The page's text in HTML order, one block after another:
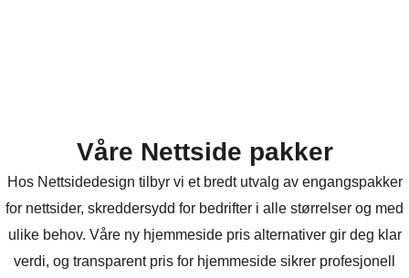
Våre Nettside pakker
Hos Nettsidedesign tilbyr vi et bredt utvalg av engangspakker
for nettsider, skreddersydd for bedrifter i alle størrelser og med
ulike behov. Våre ny hjemmeside pris alternativer gir deg klar
verdi, og transparent pris for hjemmeside sikrer profesjonell